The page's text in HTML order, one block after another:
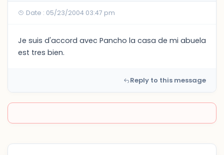
Date : 05/23/2004 03:47 pm
Je suis d'accord avec Pancho la casa de mi abuela
est tres bien.
Reply to this message